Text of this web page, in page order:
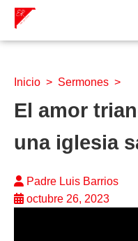
Inicio > Sermones >
El amor
una iglesia
Padre Luis Barrios
octubre 26, 2023